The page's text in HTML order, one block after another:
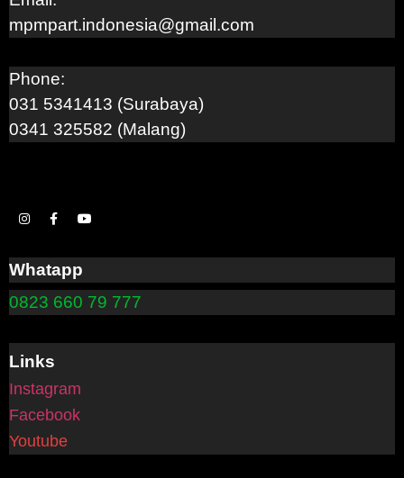
mpmpart.indonesia@gmail.com
Phone:
031 5341413 (Surabaya)
0341 325582 (Malang)
Whatapp
0823 660 79 777
Links
Instagram
Facebook
Youtube